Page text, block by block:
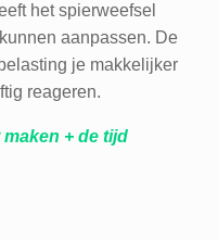
het spierweefsel
aanpassen. De
je makkelijker
reageren.
+ de tijd